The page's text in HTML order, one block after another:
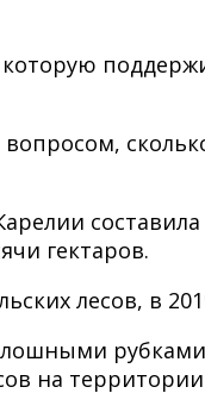
составила
гектаров.
лесов, в
на